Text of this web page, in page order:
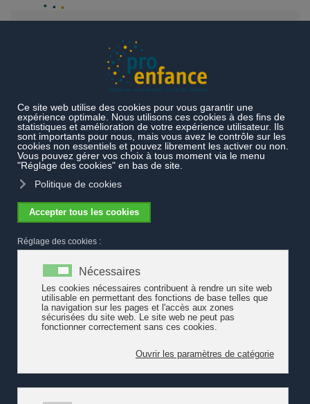
Exemples de pratiques
Accueil de l'enfance au
quotidien
Un office éducatif itinérant
Un office éducatif itinérant
ans. Aujourd’hui, six pédagogues parcourent le canton et
apportent leur soutien à des jeunes enfants fr
développement. Mario - trois ans - souffre d’un trouble du spectre
autistique. Il habite Monthey. Sa famille a accepté d'ouvrir ses
Voir le reportage de Canal 9- 7 février 2019
l'accueil de l'enfance au quotidien
selon Pro Enfance